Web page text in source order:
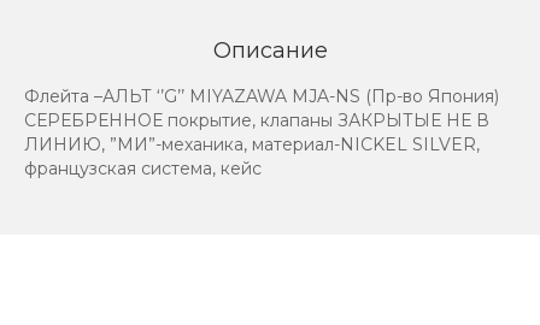
Описание
Флейта –АЛЬТ ‘’G’’ MIYAZAWA MJA-NS (Пр-во Япония)
СЕРЕБРЕННОЕ покрытие, клапаны ЗАКРЫТЫЕ НЕ В
ЛИНИЮ, ”МИ”-механика, материал-NICKEL SILVER,
французская система, кейс